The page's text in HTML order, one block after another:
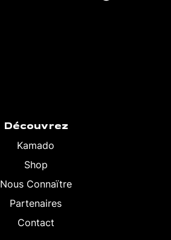
Découvrez
Kamado
Shop
Nous Connaïtre
Partenaires
Contact